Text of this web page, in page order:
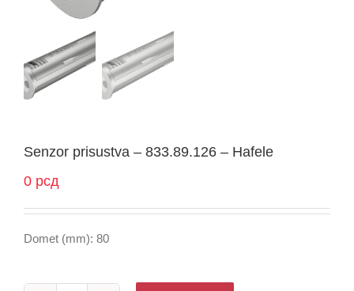
Senzor prisustva – 833.89.126 – Hafele
0 рсд
Domet (mm): 80